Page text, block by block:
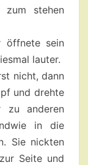
zum stehen
öffnete sein
lauter.
nicht, dann
und drehte
zu anderen
in die
Sie nickten
Seite und